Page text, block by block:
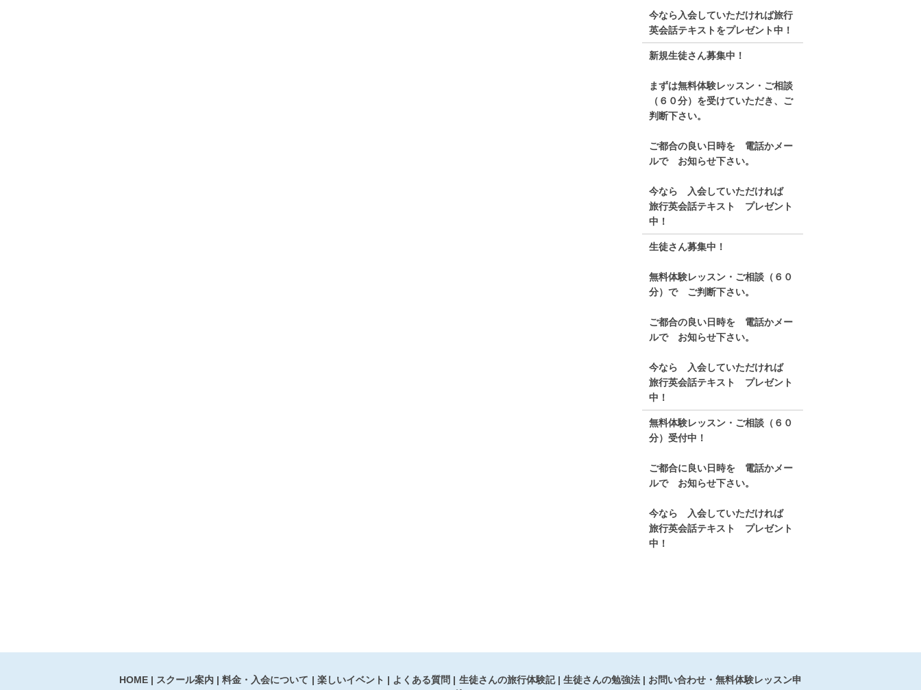
今なら入会していただければ旅行
英会話テキストをプレゼント中！
新規生徒さん募集中！
まずは無料体験レッスン・ご相談
（６０分）を受けていただき、ご
判断下さい。
ご都合の良い日時を 電話かメー
ルで お知らせ下さい。
今なら 入会していただければ
旅行英会話テキスト プレゼント
中！
生徒さん募集中！
無料体験レッスン・ご相談（６０
分）で ご判断下さい。
ご都合の良い日時を 電話かメー
ルで お知らせ下さい。
今なら 入会していただければ
旅行英会話テキスト プレゼント
中！
無料体験レッスン・ご相談（６０
分）受付中！
ご都合に良い日時を 電話かメー
ルで お知らせ下さい。
今なら 入会していただければ
旅行英会話テキスト プレゼント
中！
HOME スクール案内 料金・入会について 楽しいイベント よくある質問 生徒さんの旅行体験記 生徒さんの勉強法
お問い合わせ・無料体験レッスン申